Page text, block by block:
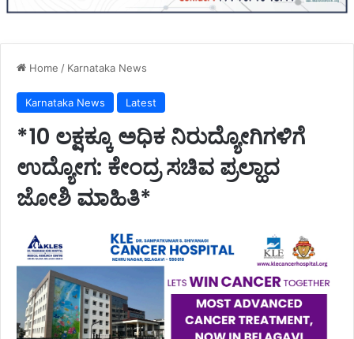
Home / Karnataka News
Karnataka News Latest
*10 ಲಕ್ಷಕ್ಕೂ ಅಧಿಕ ನಿರುದ್ಯೋಗಿಗಳಿಗೆ
ಉದ್ಯೋಗ: ಕೇಂದ್ರ ಸಚಿವ ಪ್ರಲ್ಹಾದ
ಜೋಶಿ ಮಾಹಿತಿ*